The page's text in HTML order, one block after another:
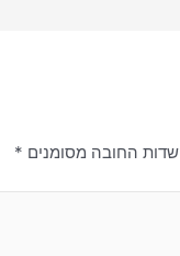
שדות החובה מסומנים *